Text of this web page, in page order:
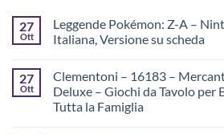
27
Ott
Leggende Pokémon: Z-A –
Italiana, Versione su scheda
27
Ott
Clementoni – 16183 –
Deluxe – Giochi da Tavolo per
Tutta la Famiglia